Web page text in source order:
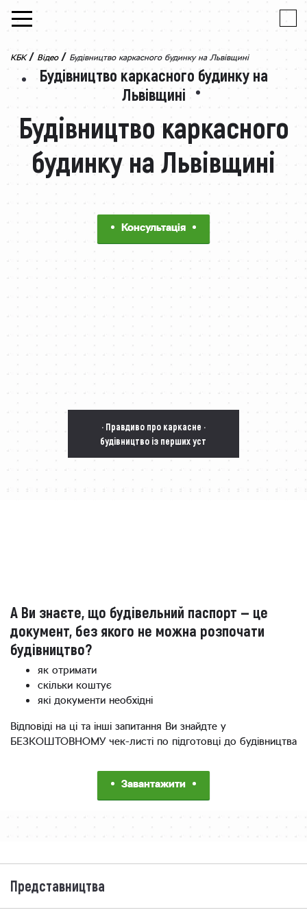
Skip to content
КБК / Відео / Будівництво каркасного будинку на Львівщині
Будівництво каркасного будинку на
Львівщині
Будівництво каркасного
будинку на Львівщині
Консультація
· Правдиво про каркасне ·
будівництво із перших уст
А Ви знаєте, що будівельний паспорт — це
документ, без якого не можна розпочати
будівництво?
як отримати
скільки коштує
які документи необхідні
Відповіді на ці та інші запитання Ви знайдте у
БЕЗКОШТОВНОМУ чек-листі по підготовці до будівництва
Завантажити
Представництва